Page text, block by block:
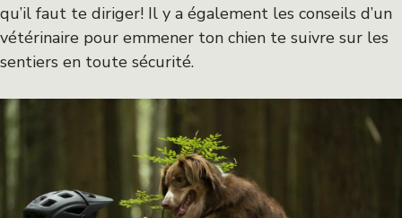
qu’il faut te diriger! Il y a également les conseils d’un
vétérinaire pour emmener ton chien te suivre sur les
sentiers en toute sécurité.